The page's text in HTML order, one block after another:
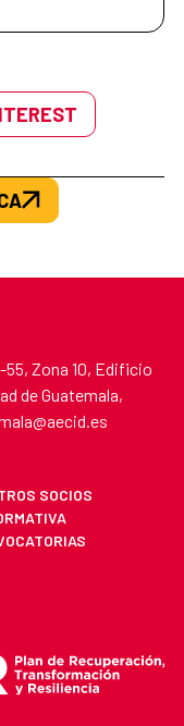
55, Zona 10, Edificio
de Guatemala,
SOCIOS